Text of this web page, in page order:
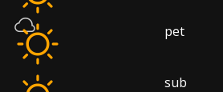
pet
sub